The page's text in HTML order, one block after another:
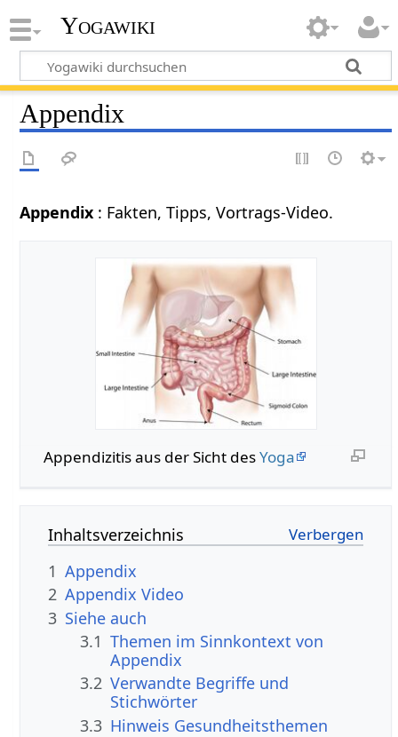
Yogawiki
Appendix
Appendix : Fakten, Tipps, Vortrags-Video.
Appendizitis aus der Sicht desYoga
Inhaltsverzeichnis
1 Appendix
2 Appendix Video
3 Siehe auch
3.1 Themen im Sinnkontext von
Appendix
3.2 Verwandte Begriffe und
Stichwörter
3.3 Hinweis Gesundheitsthemen